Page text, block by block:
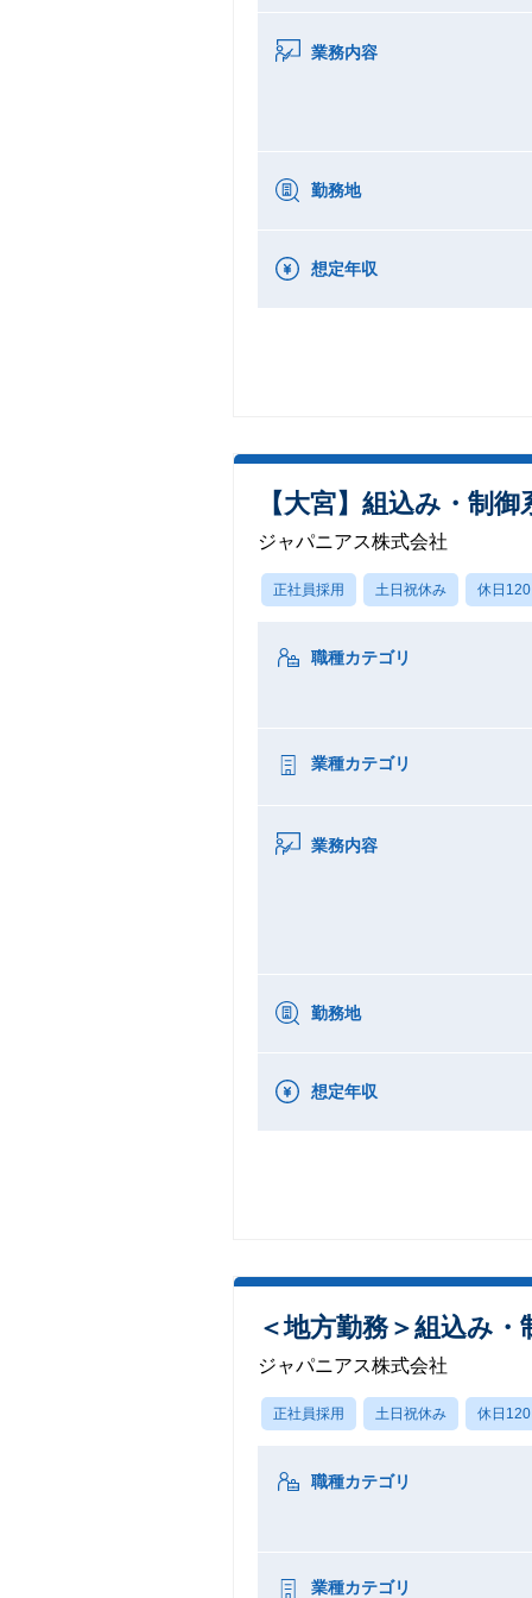
業務内容
勤務地
想定年収
【大宮】組込み・制
ジャパニアス株式会社
正社員採用 土日祝休み 休日
職種カテゴリ
業種カテゴリ
業務内容
勤務地
想定年収
＜地方勤務＞組込み
ジャパニアス株式会社
正社員採用 土日祝休み 休日
職種カテゴリ
業種カテゴリ